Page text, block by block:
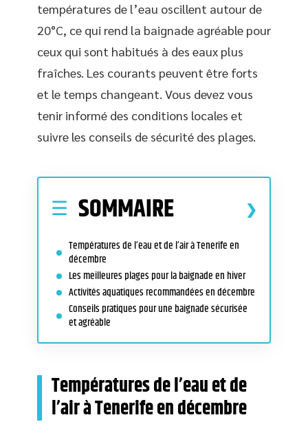
températures de l’eau oscillent autour de
20°C, ce qui rend la baignade agréable pour
ceux qui sont habitués à des eaux plus
fraîches. Les courants peuvent être forts
et le temps changeant. Vous devez vous
tenir informé des conditions locales et
suivre les conseils de sécurité des plages.
SOMMAIRE
Températures de l’eau et de l’air à Tenerife en
décembre
Les meilleures plages pour la baignade en hiver
Activités aquatiques recommandées en décembre
Conseils pratiques pour une baignade sécurisée
et agréable
Températures de l’eau et de
l’air à Tenerife en décembre